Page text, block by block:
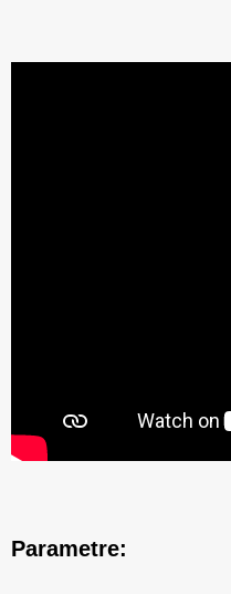
Parametre: